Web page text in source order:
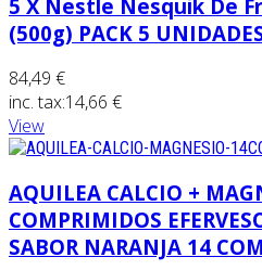
5 X Nestle Nesquik De
(500g) PACK 5
84,49 €
inc. tax:14,66 €
View
AQUILEA CALCIO +
COMPRIMIDOS
SABOR NARANJA 14